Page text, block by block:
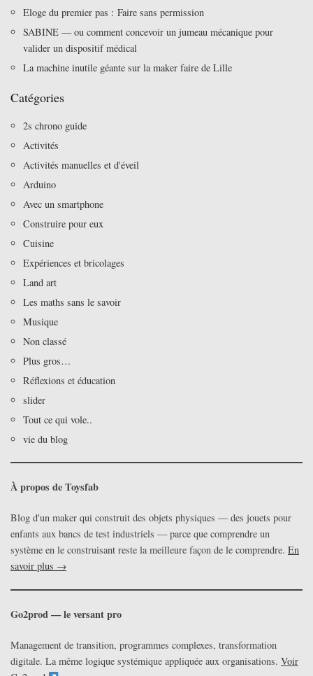
Eloge du premier pas : Faire sans permission
SABINE — ou comment concevoir un jumeau mécanique pour
valider un dispositif médical
La machine inutile géante sur la maker faire de Lille
Catégories
2s chrono guide
Activités
Activités manuelles et d'éveil
Arduino
Avec un smartphone
Construire pour eux
Cuisine
Expériences et bricolages
Land art
Les maths sans le savoir
Musique
Non classé
Plus gros…
Réflexions et éducation
slider
Tout ce qui vole..
vie du blog
À propos de Toysfab
Blog d'un maker qui construit des objets physiques — des jouets pour
enfants aux bancs de test industriels — parce que comprendre un
système en le construisant reste la meilleure façon de le comprendre. En
savoir plus →
Go2prod — le versant pro
Management de transition, programmes complexes, transformation
digitale. La même logique systémique appliquée aux organisations. Voir